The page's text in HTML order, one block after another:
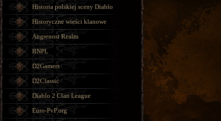
Historia polskiej sceny Diablo
Historyczne wieści klanowe
Angrenost Realm
BNPL
D2Gamers
D2Classic
Diablo 2 Clan League
Euro-PvP.org